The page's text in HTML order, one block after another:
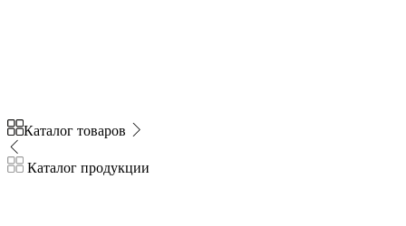
Каталог товаров
Каталог продукции